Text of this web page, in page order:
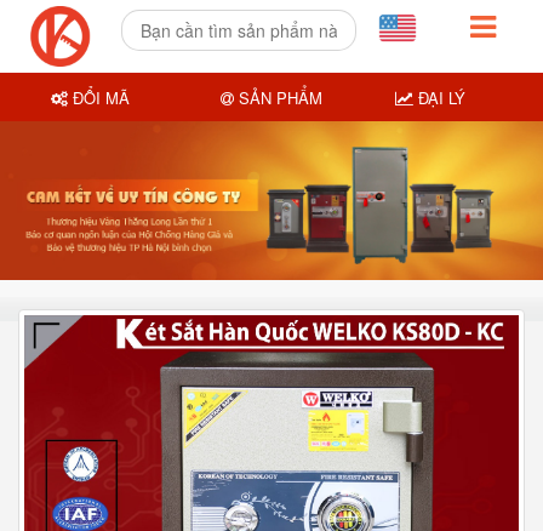
ĐỔI MÃ SẢN PHẨM ĐẠI LÝ